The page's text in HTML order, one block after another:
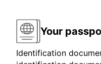
Your
Identification